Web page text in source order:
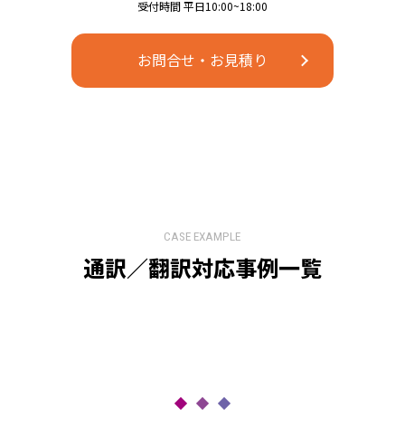
お問合せ・お見積り
CASE EXAMPLE
通訳／翻訳対応事例⼀覧